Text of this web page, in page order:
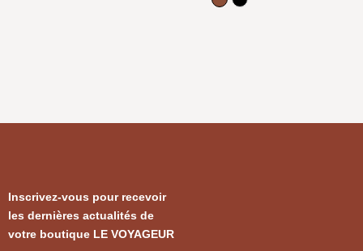
Luggage
Noir
Inscrivez-vous pour recevoir
les dernières actualités de
votre boutique LE VOYAGEUR